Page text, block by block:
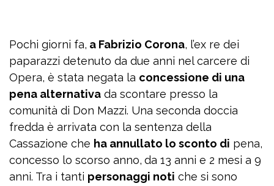
Pochi giorni fa, a Fabrizio Corona, l’ex re dei
paparazzi detenuto da due anni nel carcere di
Opera, è stata negata la concessione di una
pena alternativa da scontare presso la
comunità di Don Mazzi. Una seconda doccia
fredda è arrivata con la sentenza della
Cassazione che ha annullato lo sconto di pena,
concesso lo scorso anno, da 13 anni e 2 mesi a 9
anni. Tra i tanti personaggi noti che si sono